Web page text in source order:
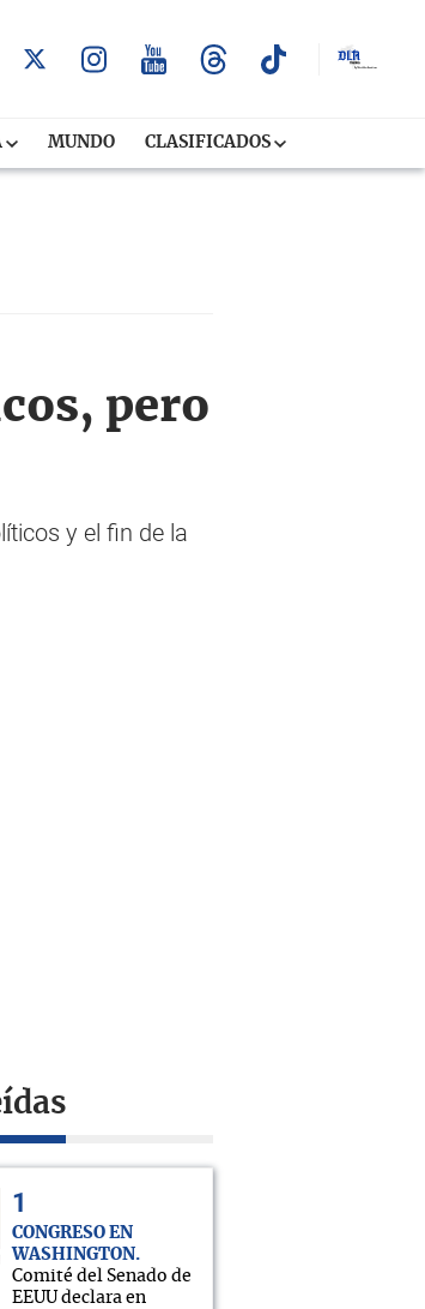
MUNDO CLASIFICADOS
pero
y el fin de la
CONGRESO EN
WASHINGTON
Comité del Senado de
EEUU declara en